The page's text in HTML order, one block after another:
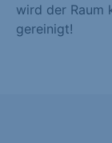
wird der Raum
gereinigt!